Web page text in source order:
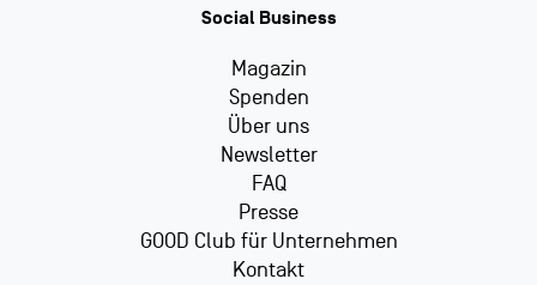
Social Business
Magazin
Spenden
Über uns
Newsletter
FAQ
Presse
GOOD Club für Unternehmen
Kontakt